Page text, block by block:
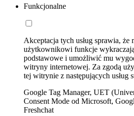
Funkcjonalne
Akceptacja tych usług sprawia, że
użytkownikowi funkcje
podstawowe i umożliwić mu
witryny internetowej. Za zgodą
tej witrynie z następujących usług
Google Tag Manager, UET
Consent Mode od Microsoft,
Freshchat